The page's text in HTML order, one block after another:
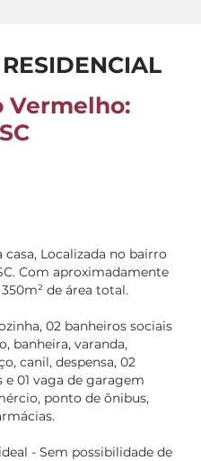
Vermelho:
Localizada no bairro
Com aproximadamente
de área total.
02 banheiros sociais
banheira, varanda,
canil, despensa, 02
01 vaga de garagem
ponto de ônibus,
- Sem possibilidade de